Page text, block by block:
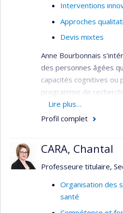
Interventions
Approches
Devis mixtes
Anne Bourbonnais
des personnes âgées
capacités cognitives ou
programme de
Chaire de recherche en
personne âgée et à la
la qualité de vie des
un trouble
spécifiquement, ses
comprendre
Lire plus…
Profil complet
CARA, Chantal
Professeure titulaire,
Organisation des
santé